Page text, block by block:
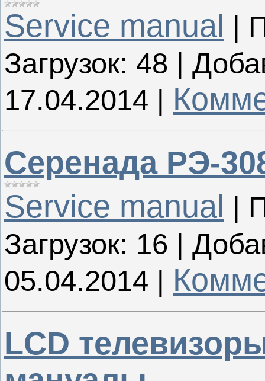
Service manual |
Загрузок: 48 |
17.04.2014 |
Серенада РЭ-
Service manual |
Загрузок: 16 |
05.04.2014 |
LCD